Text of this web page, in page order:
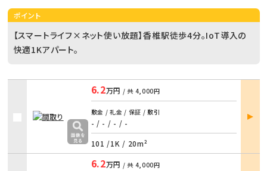
ポイント
【スマートライフ×ネット使い放題】香椎駅徒歩4分。IoT導入の
快適1Kアパート。
6.2万円 / 共 4,000円
敷金 / 礼金 / 保証 / 敷引
- / - / - / -
101 /1K / 20m²
部屋
詳細
6.2万円 / 共 4,000円